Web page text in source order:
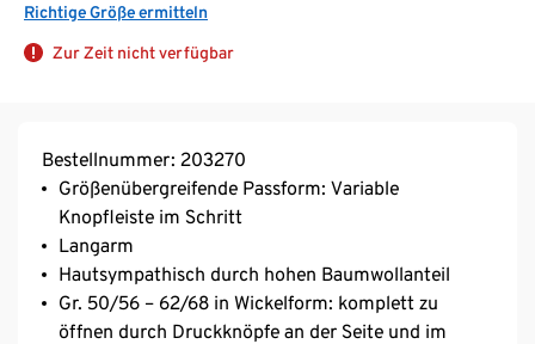
Richtige Größe ermitteln
Zur Zeit nicht verfügbar
Bestellnummer: 203270
Größenübergreifende Passform: Variable
Knopfleiste im Schritt
Langarm
Hautsympathisch durch hohen Baumwollanteil
Gr. 50/56 – 62/68 in Wickelform: komplett zu
öffnen durch Druckknöpfe an der Seite und im